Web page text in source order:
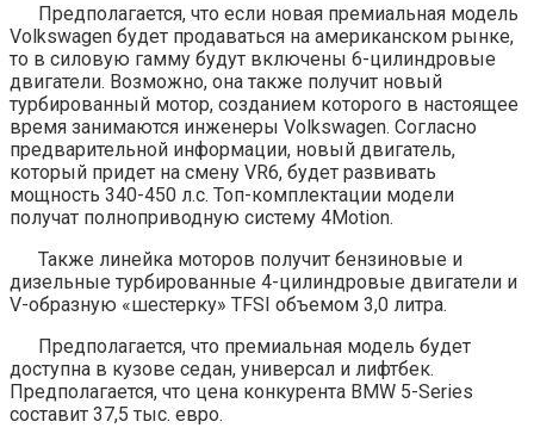
Предполагается, что если новая премиальная модель
Volkswagen будет продаваться на американском рынке,
то в силовую гамму будут включены 6-цилиндровые
двигатели. Возможно, она также получит новый
турбированный мотор, созданием которого в настоящее
время занимаются инженеры Volkswagen. Согласно
предварительной информации, новый двигатель,
который придет на смену VR6, будет развивать
мощность 340-450 л.с. Топ-комплектации модели
получат полноприводную систему 4Motion.
Также линейка моторов получит бензиновые и
дизельные турбированные 4-цилиндровые двигатели и
V-образную «шестерку» TFSI объемом 3,0 литра.
Предполагается, что премиальная модель будет
доступна в кузове седан, универсал и лифтбек.
Предполагается, что цена конкурента BMW 5-Series
составит 37,5 тыс. евро.